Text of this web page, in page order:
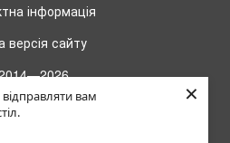
вам
×
інформація
версія сайту
магазин HECHT